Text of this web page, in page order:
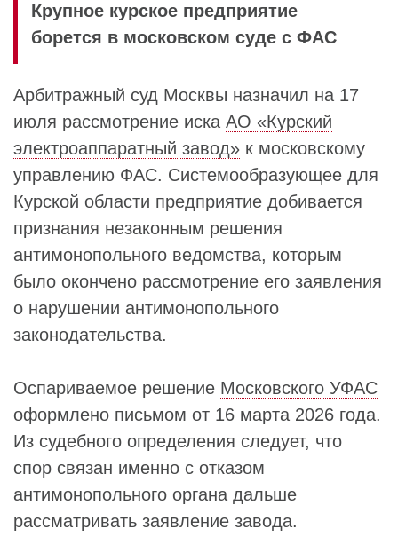
Крупное курское предприятие
борется в московском суде с ФАС
Арбитражный суд Москвы назначил на 17
июля рассмотрение иска АО «Курский
электроаппаратный завод» к московскому
управлению ФАС. Системообразующее для
Курской области предприятие добивается
признания незаконным решения
антимонопольного ведомства, которым
было окончено рассмотрение его заявления
о нарушении антимонопольного
законодательства.
Оспариваемое решение Московского УФАС
оформлено письмом от 16 марта 2026 года.
Из судебного определения следует, что
спор связан именно с отказом
антимонопольного органа дальше
рассматривать заявление завода.